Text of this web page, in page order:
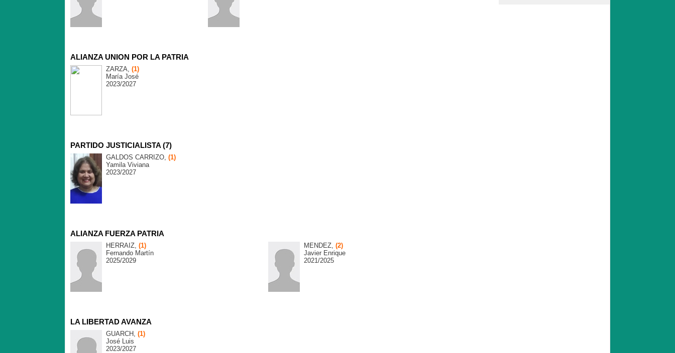
ALIANZA UNION POR LA PATRIA
ZARZA, (1)
María José
2023/2027
PARTIDO JUSTICIALISTA (7)
GALDOS CARRIZO, (1)
Yamila Viviana
2023/2027
ALIANZA FUERZA PATRIA
HERRAIZ, (1)
Fernando Martín
2025/2029
MENDEZ, (2)
Javier Enrique
2021/2025
LA LIBERTAD AVANZA
GUARCH, (1)
José Luis
2023/2027